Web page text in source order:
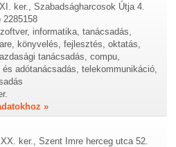
ker., Szabadságharcosok Útja 4.
2285158
informatika, tanácsadás,
könyvelés, fejlesztés, oktatás,
tanácsadás, compu,
adótanácsadás, telekommunikáció,
»
ker., Szent Imre herceg utca 52.